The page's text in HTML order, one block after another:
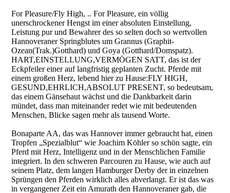
For Pleasure/Fly High, .. For Pleasure, ein völlig
unerschrockener Hengst im einer absoluten Einstellung,
Leistung pur und Bewahrer des so selten doch so wertvollen
Hannoveraner Springblutes um Grannus (Graphit-
Ozean(Trak.)Gotthard) und Goya (Gotthard/Domspatz).
HART,EINSTELLUNG,VERMÖGEN SATT, das ist der
Eckpfeiler einer auf langfristig geplanten Zucht. Pferde mit
einem großen Herz, lebend hier zu Hause:FLY HIGH,
GESUND,EHRLICH,ABSOLUT PRESENT, so bedeutsam,
das einem Gänsehaut wächst und die Dankbarkeit darin
mündet, dass man miteinander redet wie mit bedeutenden
Menschen, Blicke sagen mehr als tausend Worte.
Bonaparte AA, das was Hannover immer gebraucht hat, einen
Tropfen „Spezialblut“ wie Joachim Köhler so schön sagte, ein
Pferd mit Herz, Intelligenz und in der Menschlichen Familie
integriert. In den schweren Parcouren zu Hause, wie auch auf
seinem Platz, dem langen Hamburger Derby der in einzelnen
Sprüngen den Pferden wirklich alles abverlangt. Er ist das was
in vergangener Zeit ein Amurath den Hannoveraner gab, die